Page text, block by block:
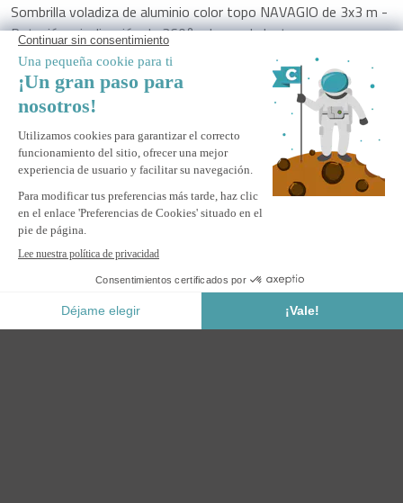
Sombrilla voladiza de aluminio color topo NAVAGIO de 3x3 m -
Rotación e inclinación de 360° + losas de lastre
ALERTAME
Avísame cuando este producto vuelva a estar disponible.
Pago Seguro